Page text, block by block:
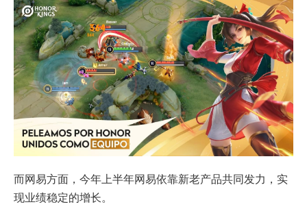
而网易方面，今年上半年网易依靠新老产品共同发力，实
现业绩稳定的增长。